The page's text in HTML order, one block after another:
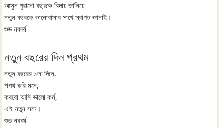
আসুন পুরানো বছরকে বিদায় জানিয়ে
নতুন বছরকে ভালোবাসার সাথে স্বাগত জানাই।
শুভ নববর্ষ
নতুন বছরের দিন প্রথম
নতুন বছরের ১লা দিনে,
শপথ করি মনে,
করবো আমি ভালো কর্ম,
এই নতুন সনে।
শুভ নববর্ষ